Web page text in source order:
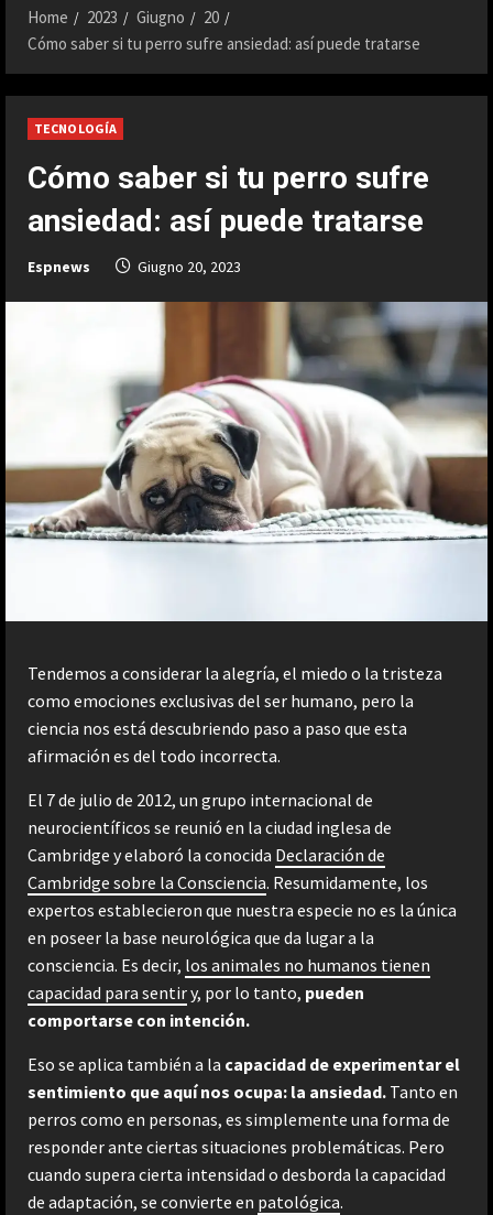
Home 2023 Giugno
20
Cómo saber si tu perro sufre ansiedad: así puede tratarse
TECNOLOGÍA
Cómo saber si tu perro sufre
ansiedad: así puede tratarse
Espnews Giugno 20, 2023
Tendemos a considerar la alegría, el miedo o la tristeza
como emociones exclusivas del ser humano, pero la
ciencia nos está descubriendo paso a paso que esta
afirmación es del todo incorrecta.
El 7 de julio de 2012, un grupo internacional de
neurocientíficos se reunió en la ciudad inglesa de
Cambridge y elaboró la conocida Declaración de
Cambridge sobre la Consciencia. Resumidamente, los
expertos establecieron que nuestra especie no es la única
en poseer la base neurológica que da lugar a la
consciencia. Es decir, los animales no humanos tienen
capacidad para sentiry, por lo tanto, pueden
comportarse con intención.
Eso se aplica también a la capacidad de experimentar el
sentimiento que aquí nos ocupa: la ansiedad. Tanto en
perros como en personas, es simplemente una forma de
responder ante ciertas situaciones problemáticas. Pero
cuando supera cierta intensidad o desborda la capacidad
de adaptación, se convierte en patológica.